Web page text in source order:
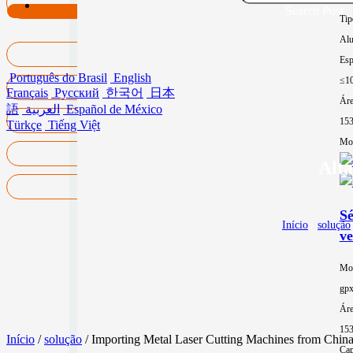
Português do Brasil English
Français Русский 한국어
日本
語 العربية Español de México
Türkçe Tiếng Việt
Início solução
Início /solução / Importing Metal Laser Cutting Machines from